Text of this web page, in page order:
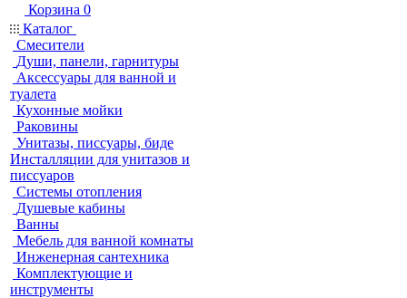
Корзина 0
Каталог
Смесители
Души, панели, гарнитуры
Аксессуары для ванной и
туалета
Кухонные мойки
Раковины
Унитазы, писсуары, биде
Инсталляции для унитазов и
писсуаров
Системы отопления
Душевые кабины
Ванны
Мебель для ванной комнаты
Инженерная сантехника
Комплектующие и
инструменты